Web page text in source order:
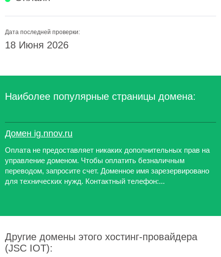
Дата последней проверки:
18 Июня 2026
Наиболее популярные страницы домена:
Домен ig.nnov.ru
Оплата не предоставляет никаких дополнительных прав на
управление доменом. Чтобы оплатить безналичным
переводом, запросите счет. Доменное имя зарезервировано
для технических нужд. Контактный телефон:...
Другие домены этого хостинг-провайдера
(JSC IOT):